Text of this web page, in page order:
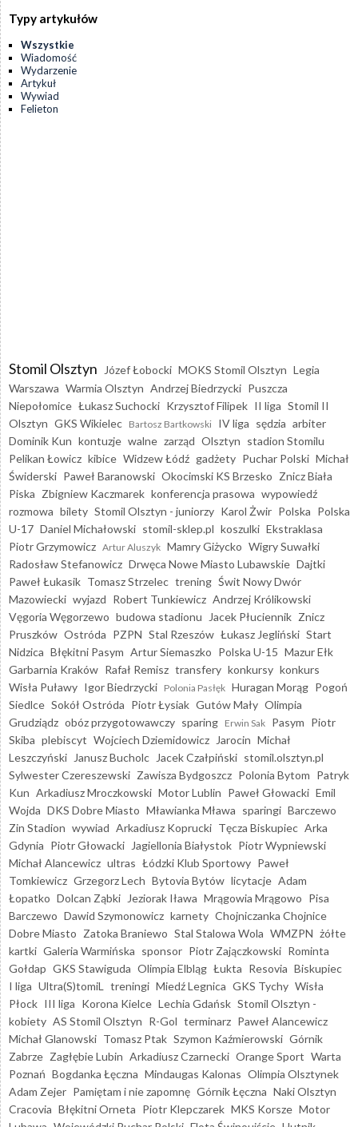
Typy artykułów
Wszystkie
Wiadomość
Wydarzenie
Artykuł
Wywiad
Felieton
Stomil Olsztyn Józef Łobocki MOKS Stomil Olsztyn Legia
Warszawa Warmia Olsztyn Andrzej Biedrzycki Puszcza
Niepołomice Łukasz Suchocki Krzysztof Filipek II liga Stomil II
Olsztyn GKS Wikielec Bartosz Bartkowski IV liga sędzia arbiter
Dominik Kun kontuzje walne zarząd Olsztyn stadion Stomilu
Pelikan Łowicz kibice Widzew Łódź gadżety Puchar Polski Michał
Świderski Paweł Baranowski Okocimski KS Brzesko Znicz Biała
Piska Zbigniew Kaczmarek konferencja prasowa wypowiedź
rozmowa bilety Stomil Olsztyn - juniorzy Karol Żwir Polska Polska
U-17 Daniel Michałowski stomil-sklep.pl koszulki Ekstraklasa
Piotr Grzymowicz Artur Aluszyk Mamry Giżycko Wigry Suwałki
Radosław Stefanowicz Drwęca Nowe Miasto Lubawskie Dajtki
Paweł Łukasik Tomasz Strzelec trening Świt Nowy Dwór
Mazowiecki wyjazd Robert Tunkiewicz Andrzej Królikowski
Vęgoria Węgorzewo budowa stadionu Jacek Płuciennik Znicz
Pruszków Ostróda PZPN Stal Rzeszów Łukasz Jegliński Start
Nidzica Błękitni Pasym Artur Siemaszko Polska U-15 Mazur Ełk
Garbarnia Kraków Rafał Remisz transfery konkursy konkurs
Wisła Puławy Igor Biedrzycki Polonia Pasłęk Huragan Morąg Pogoń
Siedlce Sokół Ostróda Piotr Łysiak Gutów Mały Olimpia
Grudziądz obóz przygotowawczy sparing Erwin Sak Pasym Piotr
Skiba plebiscyt Wojciech Dziemidowicz Jarocin Michał
Leszczyński
Janusz Bucholc Jacek Czałpiński stomil.olsztyn.pl
Sylwester Czereszewski Zawisza Bydgoszcz Polonia Bytom Patryk
Kun Arkadiusz Mroczkowski Motor Lublin Paweł Głowacki Emil
Wojda DKS Dobre Miasto Mławianka Mława sparingi Barczewo
Zin Stadion wywiad Arkadiusz Koprucki Tęcza Biskupiec Arka
Gdynia Piotr Głowacki Jagiellonia Białystok Piotr Wypniewski
Michał Alancewicz ultras Łódzki Klub Sportowy Paweł
Tomkiewicz Grzegorz Lech Bytovia Bytów licytacje Adam
Łopatko Dolcan Ząbki Jeziorak Iława Mrągowia Mrągowo Pisa
Barczewo Dawid Szymonowicz karnety Chojniczanka Chojnice
Dobre Miasto Zatoka Braniewo Stal Stalowa Wola WMZPN żółte
kartki Galeria Warmińska sponsor Piotr Zajączkowski Rominta
Gołdap GKS Stawiguda Olimpia Elbląg Łukta Resovia Biskupiec
I liga Ultra(S)tomiL treningi Miedź Legnica GKS Tychy Wisła
Płock III liga Korona Kielce Lechia Gdańsk Stomil Olsztyn -
kobiety AS Stomil Olsztyn R-Gol terminarz Paweł Alancewicz
Michał Glanowski Tomasz Ptak Szymon Kaźmierowski Górnik
Zabrze Zagłębie Lubin Arkadiusz Czarnecki Orange Sport Warta
Poznań Bogdanka Łęczna Mindaugas Kalonas Olimpia Olsztynek
Adam Zejer Pamiętam i nie zapomnę Górnik Łęczna Naki Olsztyn
Cracovia Błękitni Orneta Piotr Klepczarek MKS Korsze Motor